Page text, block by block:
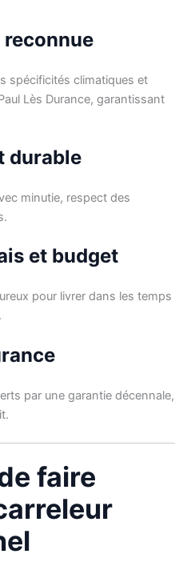
spécificités climatiques et
Lès Durance, garantissant
durable
minutie, respect des
et budget
pour livrer dans les temps
par une garantie décennale,
faire